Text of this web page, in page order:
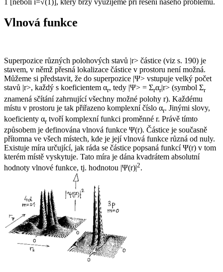
Vlnová funkce
Superpozice různých polohových stavů |r> částice (viz s. 190) je
stavem, v němž přesná lokalizace částice v prostoru není možná.
Můžeme si představit, že do superpozice |Ψ> vstupuje velký počet
stavů |r>, každý s koeficientem αr, tedy |Ψ> = Σrαr|r> (symbol Σr
znamená sčítání zahrnující všechny možné polohy r). Každému
místu v prostoru je tak přiřazeno komplexní číslo αr. Jinými slovy,
koeficienty αrtvoří komplexní funkci proměnné r. Právě tímto
způsobem je definována vlnová funkce Ψ(r). Částice je současně
přítomna ve všech místech, kde je její vlnová funkce různá od nuly.
Existuje míra určující, jak ráda se částice popsaná funkcí Ψ(r) v tom
kterém místě vyskytuje. Tato míra je dána kvadrátem absolutní
hodnoty vlnové funkce, tj. hodnotou |Ψ(r)|2.